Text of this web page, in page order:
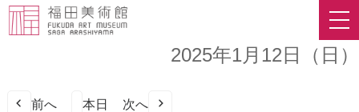
2025年1月12日（日）
前へ 本日 次へ